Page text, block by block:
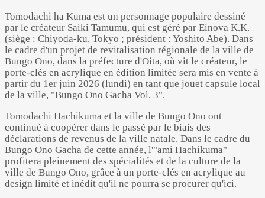
Tomodachi ha Kuma est un personnage populaire dessiné
par le créateur Saiki Tamumu, qui est géré par Einova K.K.
(siège : Chiyoda-ku, Tokyo ; président : Yoshito Abe). Dans
le cadre d'un projet de revitalisation régionale de la ville de
Bungo Ono, dans la préfecture d'Oita, où vit le créateur, le
porte-clés en acrylique en édition limitée sera mis en vente à
partir du 1er juin 2026 (lundi) en tant que jouet capsule local
de la ville, "Bungo Ono Gacha Vol. 3".
Tomodachi Hachikuma et la ville de Bungo Ono ont
continué à coopérer dans le passé par le biais des
déclarations de revenus de la ville natale. Dans le cadre du
Bungo Ono Gacha de cette année, l'"ami Hachikuma"
profitera pleinement des spécialités et de la culture de la
ville de Bungo Ono, grâce à un porte-clés en acrylique au
design limité et inédit qu'il ne pourra se procurer qu'ici.